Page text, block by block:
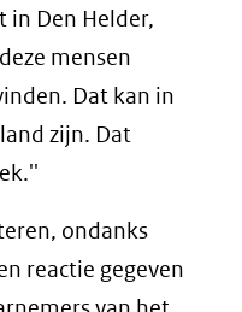
in Den Helder,
mensen
Dat kan in
zijn. Dat
ondanks
reactie gegeven